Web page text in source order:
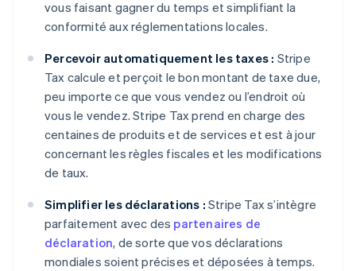
vous faisant gagner du temps et simplifiant la
conformité aux réglementations locales.
Percevoir automatiquement les taxes : Stripe
Tax calcule et perçoit le bon montant de taxe due,
peu importe ce que vous vendez ou l’endroit où
vous le vendez. Stripe Tax prend en charge des
centaines de produits et de services et est à jour
concernant les règles fiscales et les modifications
de taux.
Simplifier les déclarations : Stripe Tax s’intègre
parfaitement avec des partenaires de
déclaration, de sorte que vos déclarations
mondiales soient précises et déposées à temps.